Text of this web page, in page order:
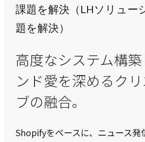
課題を解決（LHソリュー
題を解決）
高度なシステム構
ンド愛を深めるクリ
ブの融合。
Shopifyをベースに、ニュース発